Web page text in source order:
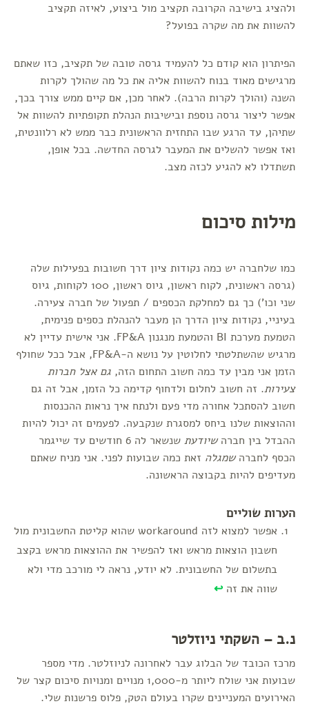
ולהציג בישיבה הקרובה תקציב מול ביצוע, לאיזה תקציב
להשוות את מה שקרה בפועל?
הפיתרון הוא קודם כל להעמיד גרסה טובה של תקציב, כזו שאתם
מרגישים מאוד בנוח להשוות אליה את כל מה שהולך לקרות
השנה (והולך לקרות הרבה). לאחר מכן, אם קיים ממש צורך בכך,
אפשר ליצור גרסה נוספת ובישיבות הנהלת תקופתיות להשוות אל
שתיהן, עד הרגע שבו התחזית הראשונית כבר ממש לא רלוונטית,
ואז אפשר להשלים את המעבר לגרסה החדשה. בכל אופן,
תשתדלו לא להגיע לכזה מצב.
מילות סיכום
כמו שלחברה יש כמה נקודות ציון דרך חשובות בפעילות שלה
(גרסה ראשונית, לקוח ראשון, גיוס ראשון, 100 לקוחות, גיוס
שני וכו') כך גם למחלקת הכספים / תפעול של חברה צעירה.
בעיניי, נקודות ציון הדרך הן מעבר להנהלת כספים פנימית,
הטמעת מערכת BI והטמעת מנגנון FP&A. אני אישית עדיין לא
מרגיש שהשתלטתי לחלוטין על נושא ה-FP&A, אבל ככל שחולף
הזמן אני מבין עד כמה חשוב התחום הזה, גם אצל חברות
צעירות. זה חשוב לחלום ולדחוף קדימה כל הזמן, אבל זה גם
חשוב להסתכל אחורה מדי פעם ולנתח איך נראות ההכנסות
וההוצאות שלנו ביחס למסגרת שנקבעה. לפעמים זה יכול להיות
ההבדל בין חברהשיודעת
שנשאר לה 6 חודשים עד שייגמר
הכסף לחברהשמגלה זאת כמה שבועות לפני. אני מניח שאתם
מעדיפים להיות בקבוצה הראשונה.
הערות שוליים
אפשר למצוא לזה workaround שהוא קליטת החשבונית מול
חשבון הוצאות מראש ואז להפשיר את ההוצאות מראש בקצב
בתשלום של החשבונית. לא יודע, נראה לי מורכב מדי ולא
שווה את זה ↩
נ.ב – השקתי ניוזלטר
מרכז הכובד של הבלוג עבר לאחרונה לניוזלטר. מדי מספר
שבועות אני שולח ליותר מ-1,000 מנויים ומנויות סיכום קצר של
האירועים המעניינים שקרו בעולם הטק, פלוס פרשנות שלי.